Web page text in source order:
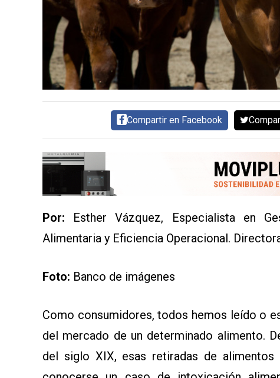
FRIGORIFICO
INVESTIGACIÓN
AGRO
CONCURSO
PREMIO
SERVICIOS
CONDICIONES
POLÍTICAS
PRIVACIDAD
Compartir en Facebook
Por: Esther Vázquez, Especialista en
Alimentaria y Eficiencia Operacional.
Foto: Banco de imágenes
Como consumidores, todos hemos leído o
del mercado de un determinado alimento.
del siglo XIX, esas retiradas de alimentos